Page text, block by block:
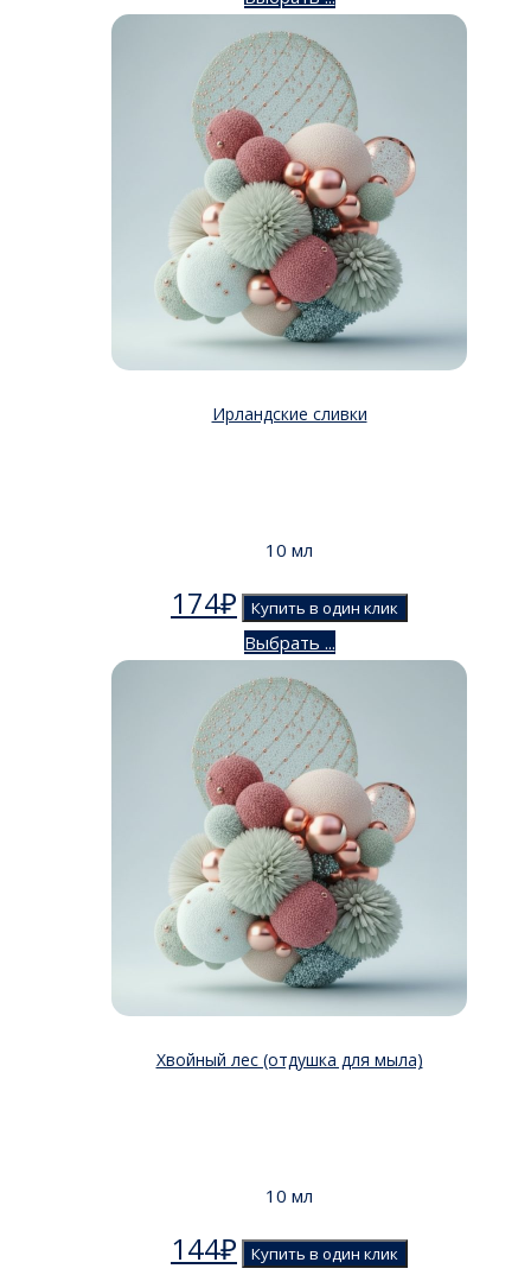
Ирландские сливки
10 мл
174₽ Купить в один клик
Выбрать ...
Хвойный лес (отдушка для мыла)
10 мл
144₽ Купить в один клик